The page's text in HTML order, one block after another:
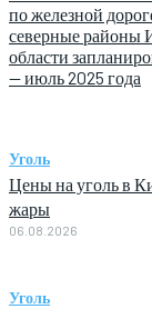
по железной
северные районы
области
— июль 2025 года
Уголь
Цены на уголь в
жары
06.08.2026
Уголь